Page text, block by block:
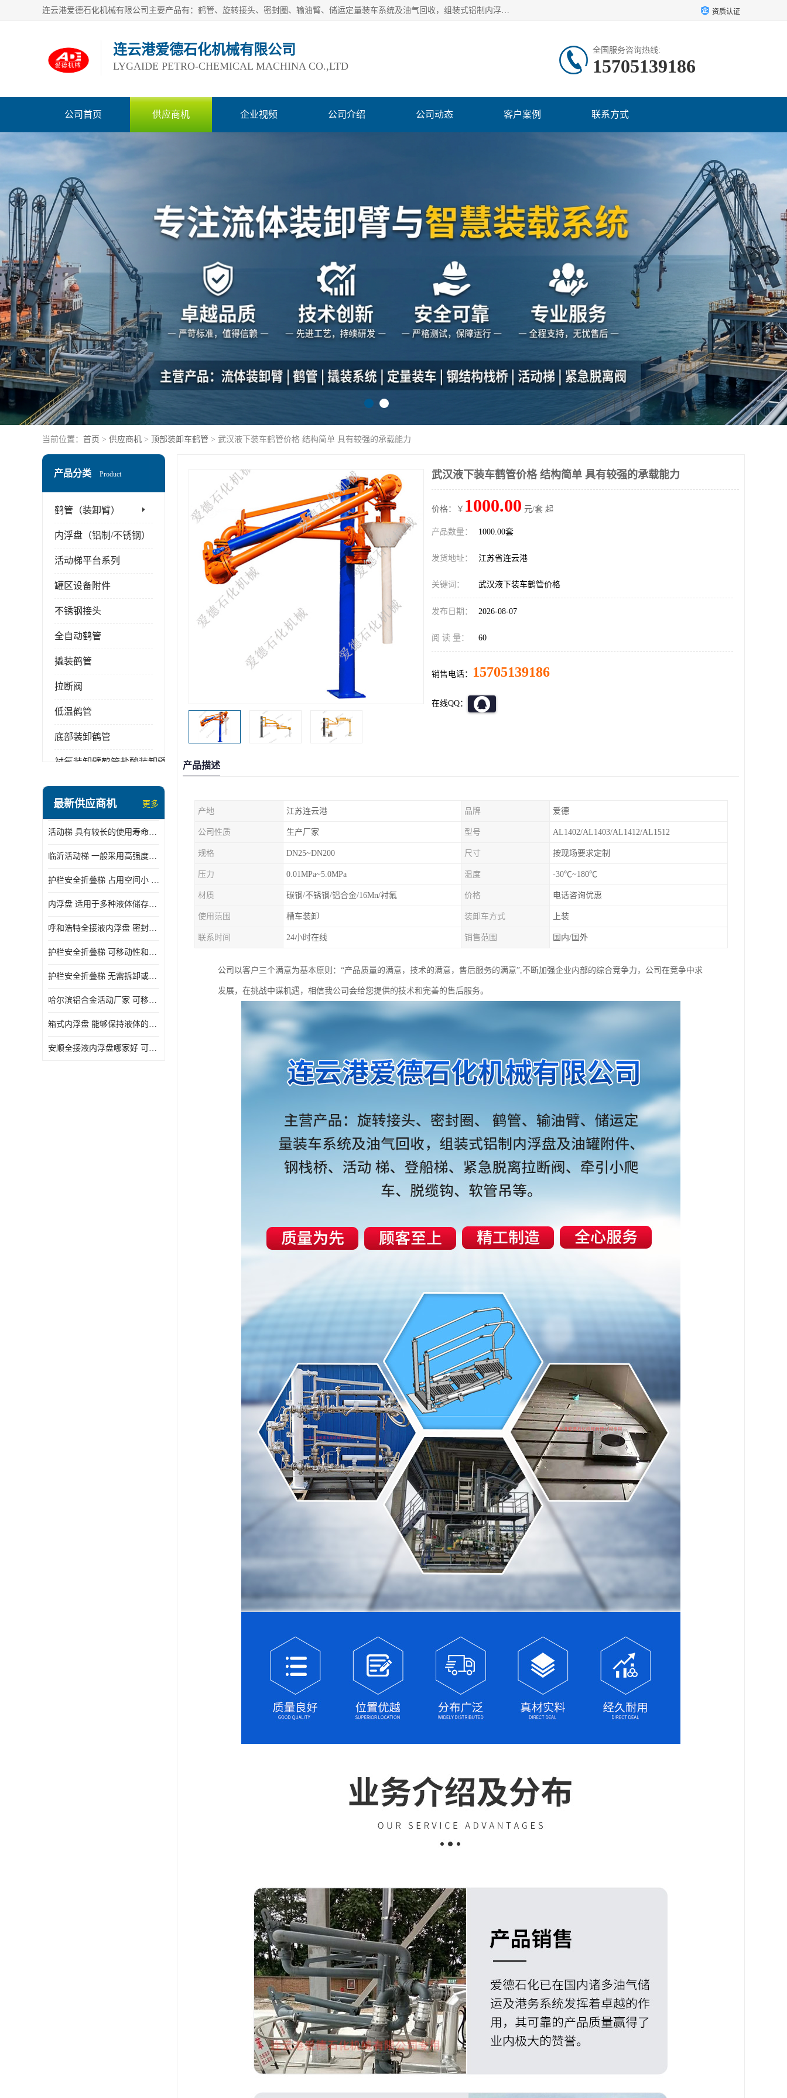
连云港爱德石化机械有限公司主要产品有：鹤管、旋转接头、密封圈、输油臂、储运定量装车系统及油气回收，组装式铝制内浮盘及油罐附件、钢结构栈桥/平台、活动梯、紧急脱离拉断阀等。完备的制造和检测手段以及高素质的员工确保了产品的质量。 资质认证
连云港爱德石化机械有限公司
LYGAIDE PETRO-CHEMICAL MACHINA CO.,LTD
全国服务咨询热线:
15705139186
公司首页 供应商机 企业视频 公司介绍 公司动态 客户案例 联系方式
当前位置： 首页 > 供应商机 > 顶部装卸车鹤管 > 武汉液下装车鹤管价格 结构简单 具有较强的承载能力
产品分类 Product
鹤管（装卸臂）
内浮盘（铝制/不锈钢）
活动梯平台系列
罐区设备附件
不锈钢接头
全自动鹤管
撬装鹤管
拉断阀
低温鹤管
底部装卸鹤管
衬氟装卸臂鹤管盐酸装卸臂
顶部装卸车鹤管
液氨液化气鹤管
定量装车系统
最新供应商机 更多
活动梯 具有较长的使用寿命和耐用性 一般采用高强度材料制造
临沂活动梯 一般采用高强度材料制造 可以用于多种不同的任务
护栏安全折叠梯 占用空间小 方便存放和搬运
内浮盘 适用于多种液体储存和运输 能够降低运输成本和维护成本
呼和浩特全接液内浮盘 密封性能好 有效保护液体质量
护栏安全折叠梯 可移动性和安全性较高 占用空间小
护栏安全折叠梯 无需拆卸或重新安装 占用空间小
哈尔滨铝合金活动厂家 可移动性和安全性较高 占用空间小
箱式内浮盘 能够保持液体的密闭状态 适用于多种液体储存和运输
安顺全接液内浮盘哪家好 可以自动上下浮动 密封性能好
武汉液下装车鹤管价格 结构简单 具有较强的承载能力
价格：￥ 1000.00 元/套 起
产品数量： 1000.00套
发货地址： 江苏省连云港
关键词： 武汉液下装车鹤管价格
发布日期： 2026-08-07
阅 读 量： 60
销售电话： 15705139186
在线QQ：
产品描述
产地 江苏连云港 品牌 爱德
公司性质 生产厂家 型号 AL1402/AL1403/AL1412/AL1512
规格 DN25~DN200 尺寸 按现场要求定制
压力 0.01MPa~5.0MPa 温度 -30℃~180℃
材质 碳钢/不锈钢/铝合金/16Mn/衬氟 价格 电话咨询优惠
使用范围 槽车装卸 装卸车方式 上装
联系时间 24小时在线 销售范围 国内/国外
公司以客户三个满意为基本原则：“产品质量的满意，技术的满意，售后服务的满意”,不断加强企业内部的综合竞争力，公司在竞争中求
发展，在挑战中谋机遇，相信我公司会给您提供的技术和完善的售后服务。